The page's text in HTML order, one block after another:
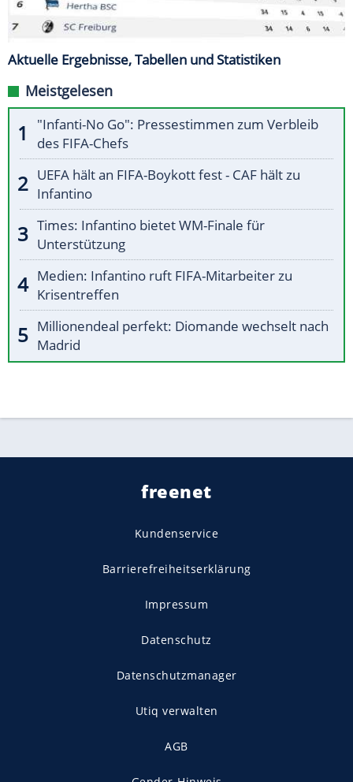
Aktuelle Ergebnisse, Tabellen und Statistiken
Meistgelesen
"Infanti-No Go": Pressestimmen zum Verbleib
des FIFA-Chefs
UEFA hält an FIFA-Boykott fest - CAF hält zu
Infantino
Times: Infantino bietet WM-Finale für
Unterstützung
Medien: Infantino ruft FIFA-Mitarbeiter zu
Krisentreffen
Millionendeal perfekt: Diomande wechselt nach
Madrid
freenet
Kundenservice
Barrierefreiheitserklärung
Impressum
Datenschutz
Datenschutzmanager
Utiq verwalten
AGB